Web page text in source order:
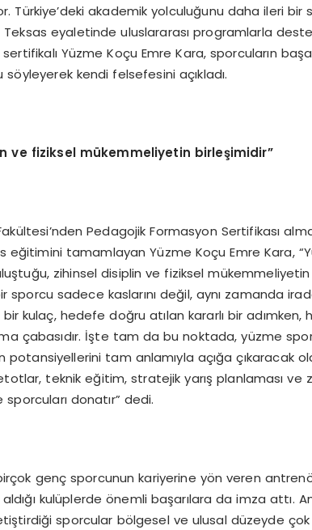
Türkiye’deki akademik yolculuğunu daha ileri bir
Teksas eyaletinde uluslararası programlarla
Yüzme Koçu Emre Kara, sporcuların
kendi felsefesini açıkladı.
ve fiziksel mükemmeliyetin birleşimidir”
Pedagojik Formasyon Sertifikası
eğitimini tamamlayan Yüzme Koçu Emre Kara,
zihinsel disiplin ve fiziksel mükemmeliyetin
sadece kaslarını değil, aynı zamanda
kulaç, hedefe doğru atılan kararlı bir adımken,
çabasıdır. İşte tam da bu noktada, yüzme
potansiyellerini tam anlamıyla açığa çıkaracak
teknik eğitim, stratejik yarış planlaması ve
donatır” dedi.
genç sporcunun kariyerine yön veren
kulüplerde önemli başarılara da imza attı.
sporcular bölgesel ve ulusal düzeyde